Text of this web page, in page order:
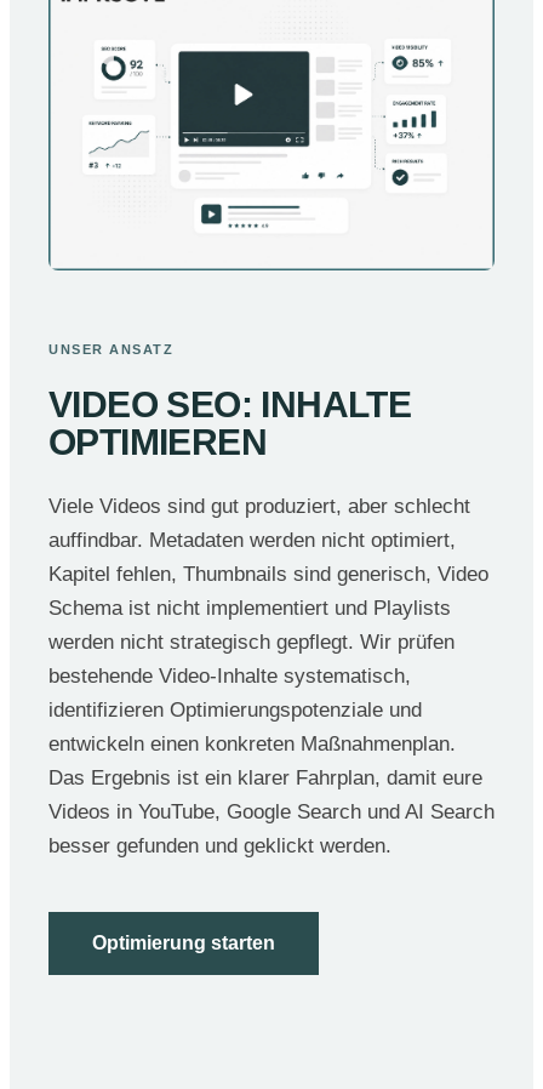
UNSER ANSATZ
VIDEO SEO: INHALTE
OPTIMIEREN
Viele Videos sind gut produziert, aber schlecht
auffindbar. Metadaten werden nicht optimiert,
Kapitel fehlen, Thumbnails sind generisch, Video
Schema ist nicht implementiert und Playlists
werden nicht strategisch gepflegt. Wir prüfen
bestehende Video-Inhalte systematisch,
identifizieren Optimierungspotenziale und
entwickeln einen konkreten Maßnahmenplan.
Das Ergebnis ist ein klarer Fahrplan, damit eure
Videos in YouTube, Google Search und AI Search
besser gefunden und geklickt werden.
Optimierung starten